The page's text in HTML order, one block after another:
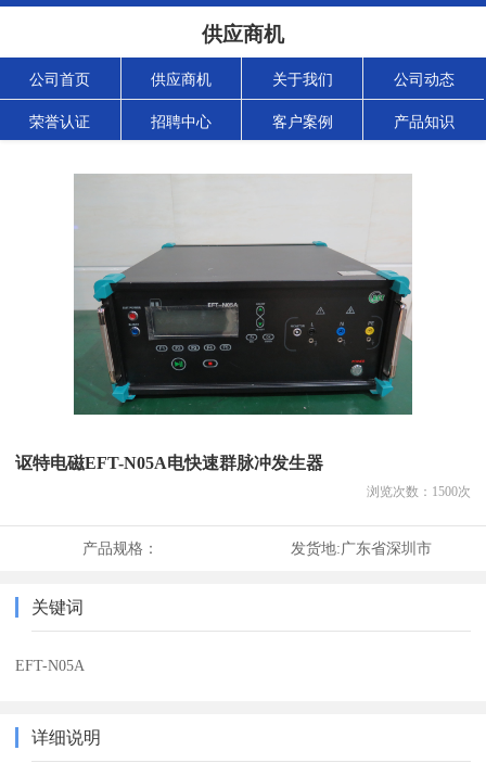
供应商机
公司首页 供应商机 关于我们 公司动态
荣誉认证 招聘中心 客户案例 产品知识
讴特电磁EFT-N05A电快速群脉冲发生器
浏览次数： 1500次
产品规格： 发货地:广东省深圳市
关键词
EFT-N05A
详细说明